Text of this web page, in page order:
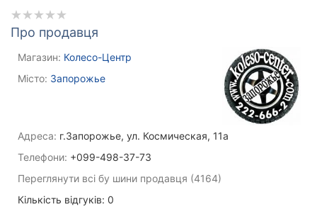
Про продавця
Магазин: Колесо-Центр
Місто: Запорожье
Адреса: г.Запорожье, ул. Космическая, 11а
Телефони: +099-498-37-73
Переглянути всі бу шини продавця (4164)
Кількість відгуків: 0